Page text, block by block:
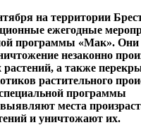
на территории
ежегодные
программы «Мак».
незаконно
а также
растительного
программы
места
и уничтожают их.